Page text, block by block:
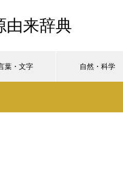
由来辞典
葉・文字 自然・科学